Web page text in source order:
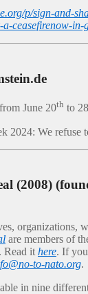
p/sign-and-
ceasefirenow-in-
June 20th to
2024: We refuse
(2008)
organizations,
are members of
Read it here. If
to-nato.org.
in nine